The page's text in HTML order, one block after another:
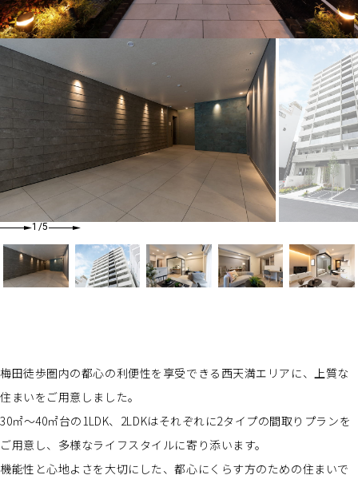
1 /5
梅田徒歩圏内の都心の利便性を享受できる西天満エリアに、上質な
住まいをご用意しました。
30㎡～40㎡台の1LDK、2LDKはそれぞれに2タイプの間取りプランを
ご用意し、多様なライフスタイルに寄り添います。
機能性と心地よさを大切にした、都心にくらす方のための住まいで